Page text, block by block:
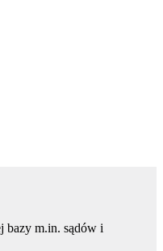
bazy m.in. sądów i